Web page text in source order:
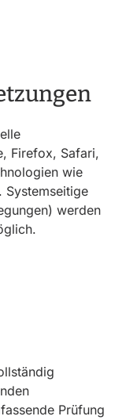
Firefox, Safari,
wie
Systemseitige
werden
Prüfung